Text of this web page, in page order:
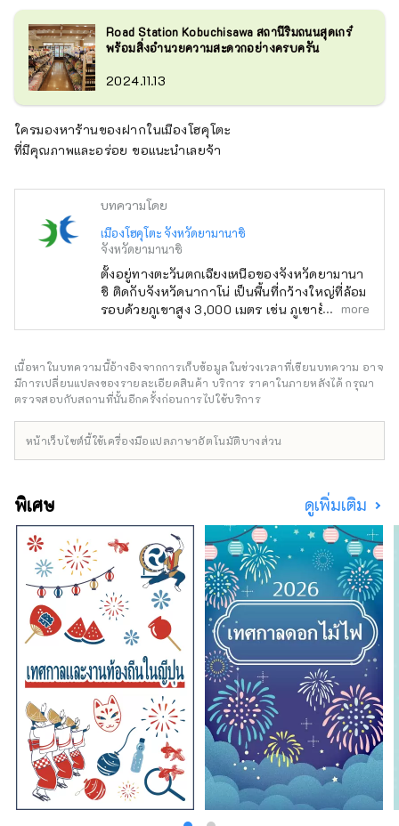
Road Station Kobuchisawa สถานีริมถนนสุดเกร๋
พร้อมสิ่งอำนวยความสะดวกอย่างครบครัน
2024.11.13
ใครมองหาร้านของฝากในเมืองโฮคุโตะ
ที่มีคุณภาพและอร่อย ขอแนะนำเลยจ้า
บทความโดย
เมืองโฮคุโตะ จังหวัดยามานาชิ
จังหวัดยามานาชิ
ตั้งอยู่ทางตะวันตกเฉียงเหนือของจังหวัดยามานา
ชิ ติดกับจังหวัดนากาโน่ เป็นพื้นที่กว้างใหญ่ที่ล้อม
รอบด้วยภูเขาสูง 3,000 เมตร เช่น ภูเขายัตสึงา
ทาเกะ เทือกเขาแอลป์ตอนใต้ และภูเขาคินปุ และ
รถยนต์ประมาณ 2 ชั่วโมงจากโตเกียว ประมาณ 1
ชั่วโมงโดยรถยนต์จากภูเขาไฟฟูจิ และประมาณ 1
ชั่วโมงโดยรถยนต์จากมัตสึโมโต้ และเนื่องจาก
เดินทางมาตลอดทั้งปี เป็นที่รู้จักในนาม ``หมู่บ้าน
ธรรมชาติ และเรามีน้ำแร่ที่มีปริมาณการผลิตมาก
ที่สุดแห่งหนึ่งในญี่ปุ่น สาเกผลิตจากน้ำใสเช่นกัน
และคุณสามารถเพลิดเพลินกับทิวทัศน์ธรรมชาติที่
สวยงามและอาหารอันอุดมสมบูรณ์ได้
more
เนื้อหาในบทความนี้อ้างอิงจากการเก็บข้อมูลในช่วงเวลาที่เขียนบทความ อาจ
มีการเปลี่ยนแปลงของรายละเอียดสินค้า บริการ ราคาในภายหลังได้ กรุณา
ตรวจสอบกับสถานที่นั้นอีกครั้งก่อนการไปใช้บริการ
หน้าเว็บไซต์นี้ใช้เครื่องมือแปลภาษาอัตโนมัติบางส่วน
พิเศษ ดูเพิ่มเติม